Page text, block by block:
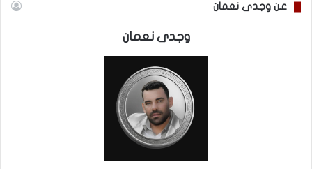
عن وجدى نعمان
وجدى نعمان